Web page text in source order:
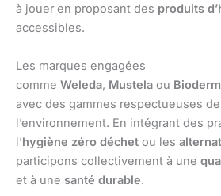
à jouer en proposant des produits
accessibles.
Les marques engagées
comme Weleda, Mustela ou
avec des gammes respectueuses
l’environnement. En intégrant des
l’hygiène zéro déchet ou les
participons collectivement à une
et à une santé durable.